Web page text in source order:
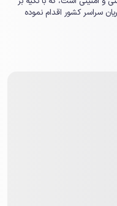
سراسر کشور اقدام نموده